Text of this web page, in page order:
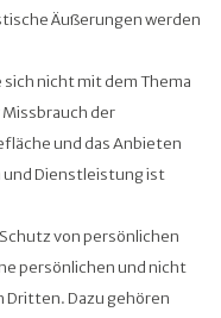
Äußerungen werden
nicht mit dem Thema
der
und das Anbieten
und Dienstleistung ist
von persönlichen
persönlichen und nicht
Dritten. Dazu gehören